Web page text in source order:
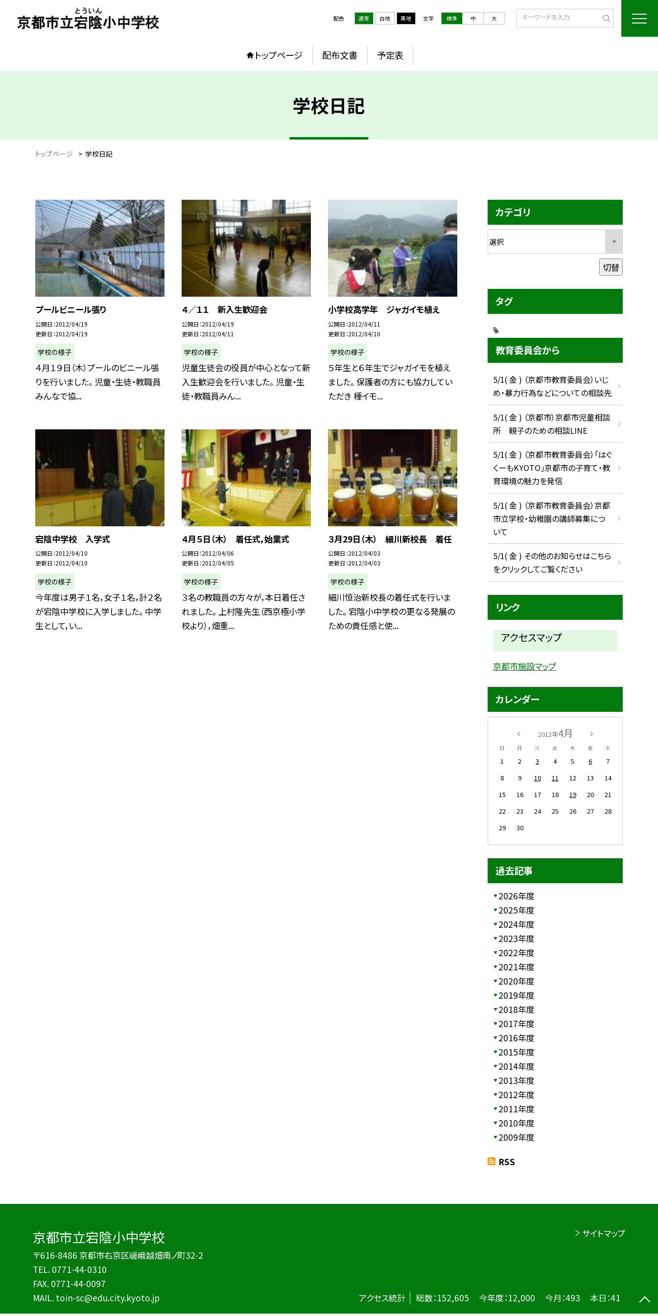
配色 通常 白地 黒地 文字 標準 中 大
トップページ 配布文書 予定表
学校日記
トップページ > 学校日記
プールビニール張り
公開日 2012/04/19
更新日 2012/04/19
学校の様子
４月１９日（木）プールのビニール張
りを行いました。 児童・生徒・教職員
みんなで協...
４／１１ 新入生歓迎会
公開日 2012/04/19
更新日 2012/04/11
学校の様子
児童生徒会の役員が中心となって新
入生歓迎会を行いました。 児童・生
徒・教職員みん...
小学校高学年 ジャガイモ植え
公開日 2012/04/11
更新日 2012/04/10
学校の様子
５年生と６年生でジャガイモを植え
ました。 保護者の方にも協力してい
ただき 種イモ...
宕陰中学校 入学式
公開日 2012/04/10
更新日 2012/04/10
学校の様子
今年度は男子１名，女子１名，計２名
が宕陰中学校に入学しました。 中学
生として，い...
４月５日（木） 着任式，始業式
公開日 2012/04/06
更新日 2012/04/05
学校の様子
３名の教職員の方々が，本日着任さ
れました。 上村隆先生（西京極小学
校より），畑重...
３月29日（木） 細川新校長 着任
公開日 2012/04/03
更新日 2012/04/03
学校の様子
細川恒治新校長の着任式を行いま
した。 宕陰小中学校の更なる発展の
ための責任感と使...
カテゴリ
切替
タグ
教育委員会から
5/1( 金 ) （京都市教育委員会）いじ
め・暴力行為などについての相談先
5/1( 金 ) （京都市）京都市児童相談
所 親子のための相談LINE
5/1( 金 ) （京都市教育委員会）「はぐ
くーもKYOTO」京都市の子育て・教
育環境の魅力を発信
5/1( 金 ) （京都市教育委員会）京都
市立学校・幼稚園の講師募集につ
いて
5/1( 金 ) その他のお知らせはこちら
をクリックしてご覧ください
リンク
アクセスマップ
京都市施設マップ
カレンダー
2012年4月
日 月 火 水 木 金 土
1 2 3 4 5 6
7
8
9 10 11 12 13
14
15
16 17 18 19 20
21
22
23 24 25 26 27
28
29
30
過去記事
2026年度
2025年度
2024年度
2023年度
2022年度
2021年度
2020年度
2019年度
2018年度
2017年度
2016年度
2015年度
2014年度
2013年度
2012年度
2011年度
2010年度
2009年度
RSS
京都市立宕陰小中学校
〒616-8486 京都市右京区嵯峨越畑南ノ町32-2
TEL. 0771-44-0310
FAX. 0771-44-0097
MAIL. toin-sc@edu.city.kyoto.jp
サイトマップ
アクセス統計 総数：152,605 今年度：12,000 今月：493 本日：41